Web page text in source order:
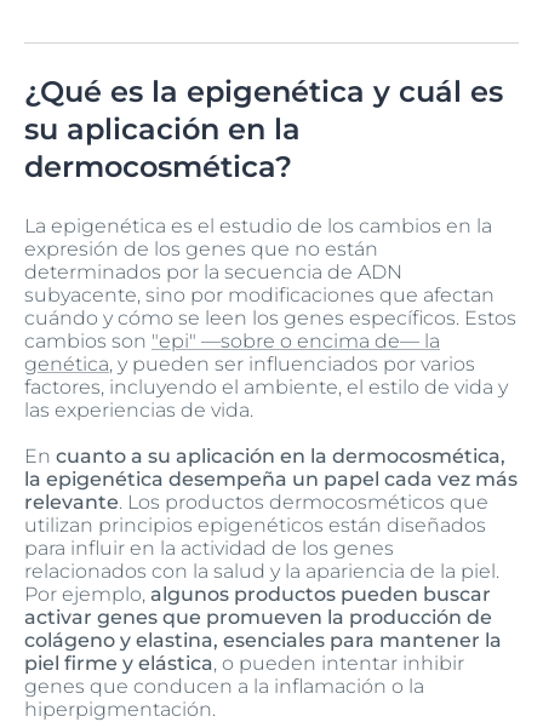
¿Qué es la epigenética y cuál es
su aplicación en la
dermocosmética?
La epigenética es el estudio de los cambios en la
expresión de los genes que no están
determinados por la secuencia de ADN
subyacente, sino por modificaciones que afectan
cuándo y cómo se leen los genes específicos. Estos
cambios son "epi" —sobre o encima de— la
genética, y pueden ser influenciados por varios
factores, incluyendo el ambiente, el estilo de vida y
las experiencias de vida.
En cuanto a su aplicación en la dermocosmética,
la epigenética desempeña un papel cada vez más
relevante. Los productos dermocosméticos que
utilizan principios epigenéticos están diseñados
para influir en la actividad de los genes
relacionados con la salud y la apariencia de la piel.
Por ejemplo, algunos productos pueden buscar
activar genes que promueven la producción de
colágeno y elastina, esenciales para mantener la
piel firme y elástica, o pueden intentar inhibir
genes que conducen a la inflamación o la
hiperpigmentación.